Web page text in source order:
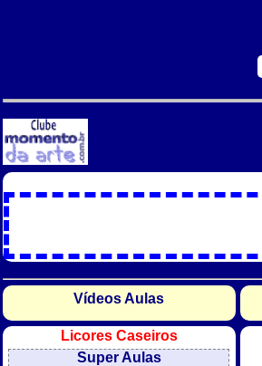
Vídeos Aulas
Licores Caseiros
Super Aulas